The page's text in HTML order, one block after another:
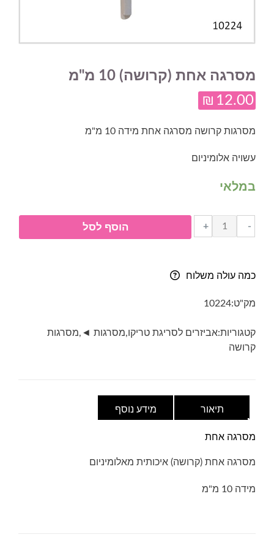
מסרגה אחת (קרושה) 10 מ"מ
₪ 12.00
מסרגות קרושה מסרגה אחת מידה 10 מ"מ
עשויה אלומיניום
במלאי
-
כמות
של
(קרושה)
+ הוסף לסל
כמה עולה משלוח
מק"ט:10224
קטגוריות:אביזרים לסריגת טריקו,מסרגות ◄ ,מסרגות
קרושה
תיאור מידע נוסף
מסרגה אחת
מסרגה אחת (קרושה) איכותית מאלומיניום
מידה 10 מ"מ